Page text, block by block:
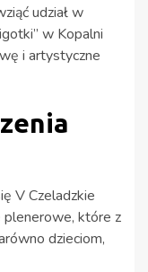
udział w
w Kopalni
i artystyczne
V Czeladzkie
plenerowe, które z
dzieciom,